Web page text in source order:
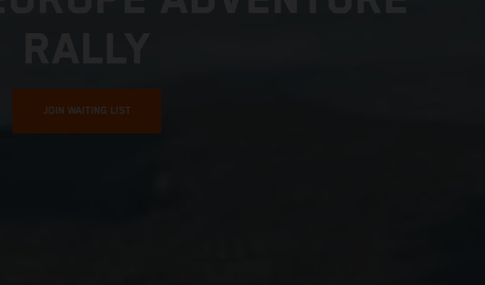
JOIN WAITING LIST